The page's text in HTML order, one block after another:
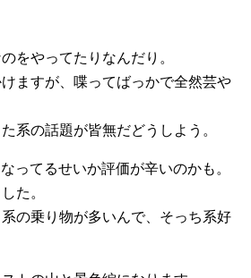
をやってたりなんだり。
ますが、喋ってばっかで全然芸や
系の話題が皆無だどうしよう。
ってるせいか評価が辛いのかも。
た。
の乗り物が多いんで、そっち系好